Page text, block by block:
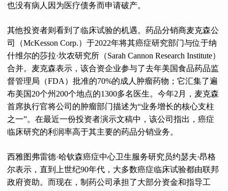
也没有病人因为医疗债务而申请破产。
其他投资者则看到了临床试验的机遇。药品分销商麦克森公
司（McKesson Corp.）于2022年将其癌症研究部门与位于纳
什维尔的莎拉·坎农研究所（Sarah Cannon Research Institute）
合并。麦克森表示，该合资企业参与了去年美国食品药品监
督管理局（FDA）批准的70%的成人肿瘤药物；它汇集了遍
布美国20个州200个地点的1300多名医生。今年2月，麦克森
首席执行官将公司的肿瘤部门描述为“业务增长的核心支柱
之一”。在最近一份投资者演示文稿中，该公司指出，癌症
临床研究的利润率高于其主要的药品分销业务。
西雅图弗雷德·哈钦森癌症中心卫生服务研究员约瑟夫·昂格
尔表示，直到上世纪90年代，大多数癌症临床试验都由联邦
政府资助。而现在，制药公司承担了大部分资金和指导工